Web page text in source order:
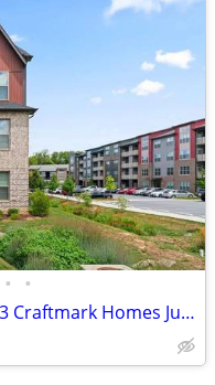
• •
STUNNING Three-Bedroom 2023 Craftmark Homes Just Listed For Sale.